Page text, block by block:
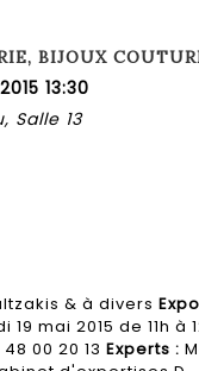
BIJOUX
13:30
Salle 13
& à divers
19 mai 2015 de 11h à
00 20 13 Experts :